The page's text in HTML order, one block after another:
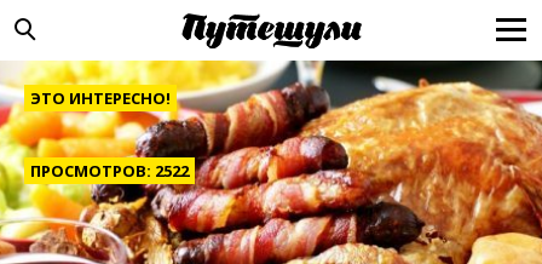
ЭТО ИНТЕРЕСНО!
ПРОСМОТРОВ: 2522